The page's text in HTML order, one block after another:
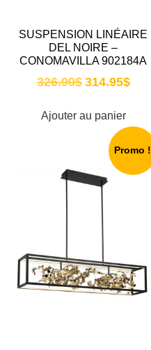
SUSPENSION LINÉAIRE
DEL NOIRE –
CONOMAVILLA 902184A
326.90$ 314.95$
Ajouter au panier
Promo !